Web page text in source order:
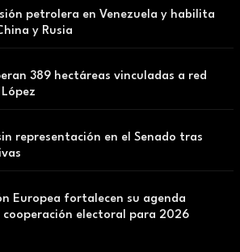
petrolera en Venezuela y habilita
y Rusia
389 hectáreas vinculadas a red
representación en el Senado tras
Europea fortalecen su agenda
electoral para 2026